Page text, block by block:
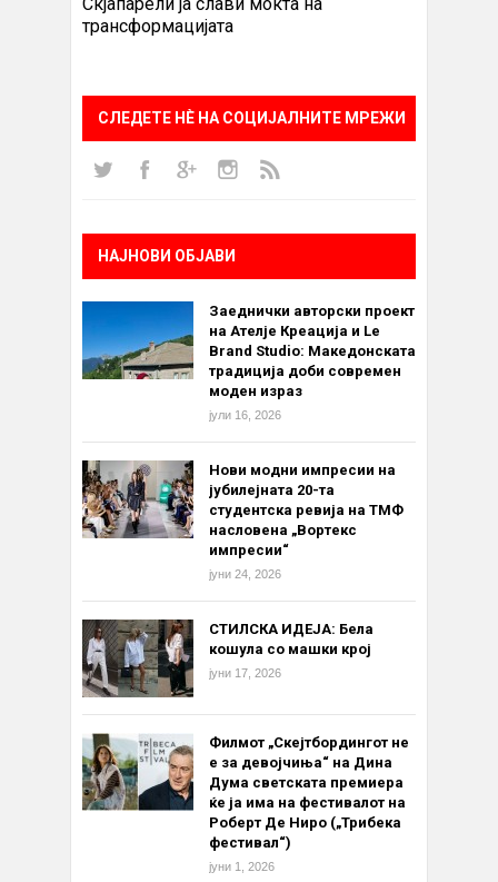
трансформацијата
СЛЕДЕТЕ НÈ НА СОЦИЈАЛНИТЕ МРЕЖИ
НАЈНОВИ ОБЈАВИ
Заеднички авторски проект
на Ателје Креација и Le
Brand Studio: Македонската
традиција доби современ
моден израз
јули 16, 2026
Нови модни импресии на
јубилејната 20-та
студентска ревија на ТМФ
насловена „Вортекс
импресии“
јуни 24, 2026
СТИЛСКА ИДЕЈА: Бела
кошула со машки крој
јуни 17, 2026
Филмот „Скејтбордингот не
е за девојчиња“ на Дина
Дума светската премиера
ќе ја има на фестивалот на
Роберт Де Ниро („Трибека
фестивал“)
јуни 1, 2026